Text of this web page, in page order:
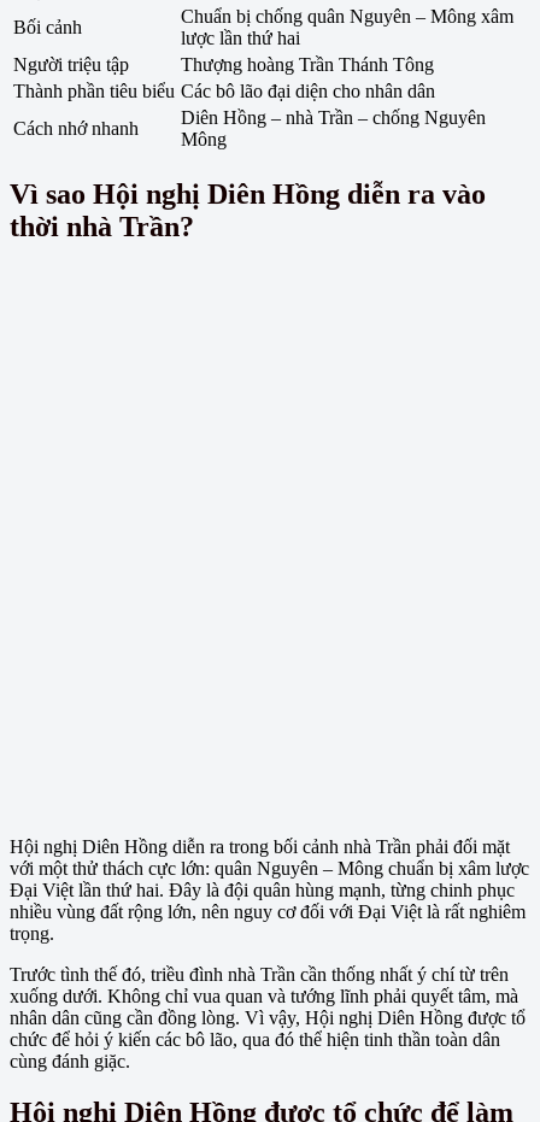
Bối cảnh
Chuẩn bị chống quân Nguyên – Mông xâm
lược lần thứ hai
Người triệu tập
Thượng hoàng Trần Thánh Tông
Thành phần tiêu biểu Các bô lão đại diện cho nhân dân
Cách nhớ nhanh
Diên Hồng – nhà Trần – chống Nguyên
Mông
Vì sao Hội nghị Diên Hồng diễn ra vào
thời nhà Trần?
Hội nghị Diên Hồng diễn ra trong bối cảnh nhà Trần phải đối mặt
với một thử thách cực lớn: quân Nguyên – Mông chuẩn bị xâm lược
Đại Việt lần thứ hai. Đây là đội quân hùng mạnh, từng chinh phục
nhiều vùng đất rộng lớn, nên nguy cơ đối với Đại Việt là rất nghiêm
trọng.
Trước tình thế đó, triều đình nhà Trần cần thống nhất ý chí từ trên
xuống dưới. Không chỉ vua quan và tướng lĩnh phải quyết tâm, mà
nhân dân cũng cần đồng lòng. Vì vậy, Hội nghị Diên Hồng được tổ
chức để hỏi ý kiến các bô lão, qua đó thể hiện tinh thần toàn dân
cùng đánh giặc.
Hội nghị Diên Hồng được tổ chức để làm